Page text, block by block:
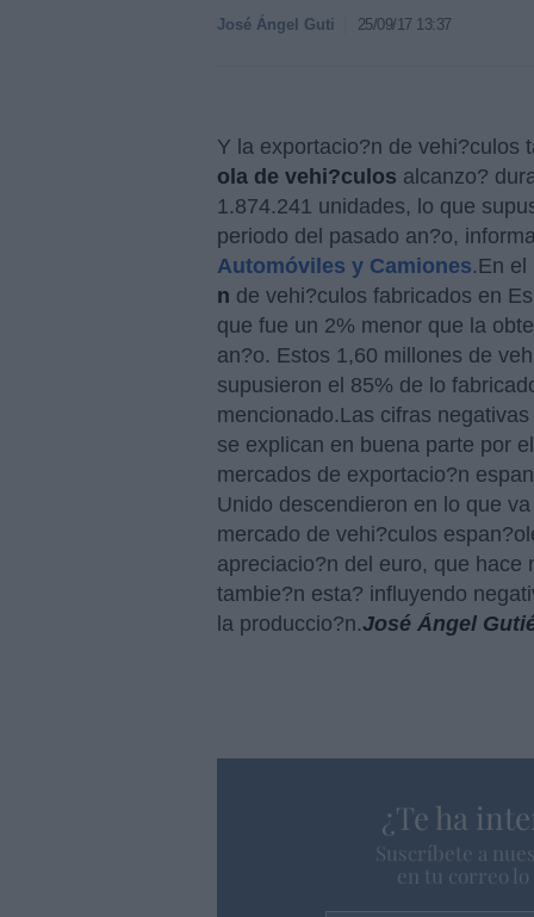
José Ángel Guti 25/09/17 13:37
Y la exportacio?n de vehi?culos
ola de vehi?culos alcanzo?
1.874.241 unidades, lo que
periodo del pasado an?o,
Automóviles y Camiones.En
n de vehi?culos fabricados en
que fue un 2% menor que la
an?o. Estos 1,60 millones de
supusieron el 85% de lo
mencionado.Las cifras
se explican en buena parte por
mercados de exportacio?n
Unido descendieron en lo que
mercado de vehi?culos
apreciacio?n del euro, que hace
tambie?n esta? influyendo
la produccio?n.José Ángel
¿Te ha
Suscríbete a
en tu correo lo